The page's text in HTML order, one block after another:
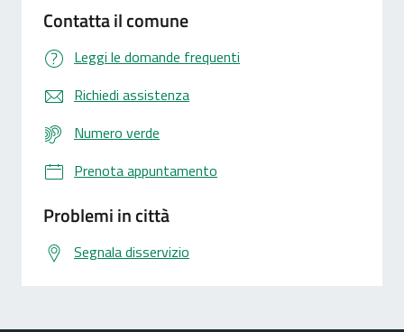
Contatta il comune
Leggi le domande frequenti
Richiedi assistenza
Numero verde
Prenota appuntamento
Problemi in città
Segnala disservizio